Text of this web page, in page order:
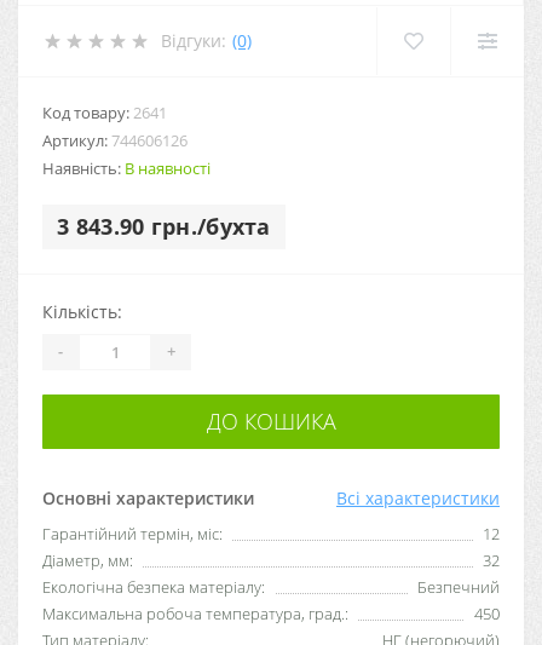
Відгуки: (0)
Код товару:2641
Артикул:744606126
Наявність: В наявності
3 843.90 грн./бухта
Основні характеристики Всі характеристики
Гарантійний термін, міс:
12
Діаметр, мм:
32
Екологічна безпека матеріалу:
Безпечний
Максимальна робоча температура, град.:
450
Тип матеріалу:
НГ (негорючий)
Кількість:
- +
ДО КОШИКА